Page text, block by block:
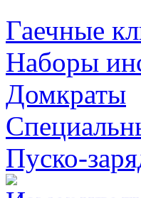
Гаечные
Наборы
Домкраты
Пуско-